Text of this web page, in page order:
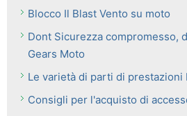
Blocco Il Blast Vento su moto
Dont Sicurezza compromesso,
Gears Moto
Le varietà di parti di
Consigli per l'acquisto di